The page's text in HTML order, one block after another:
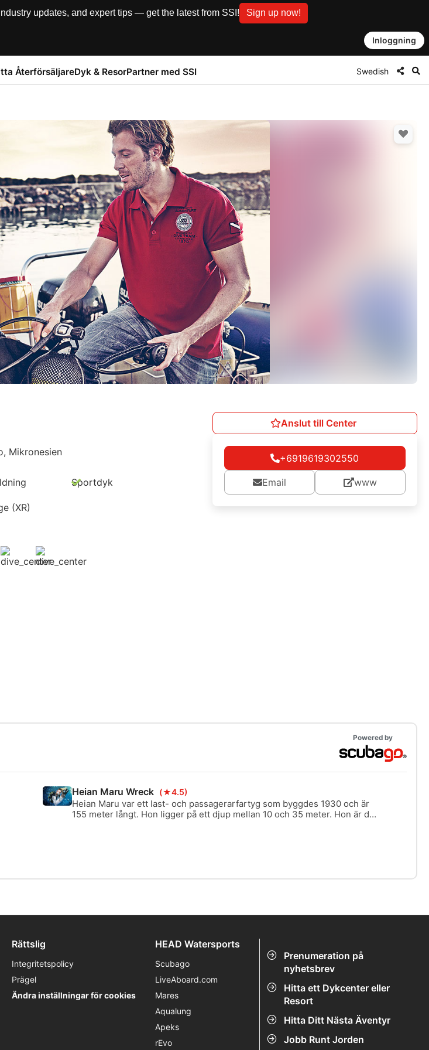
updates, and expert tips — get the latest from SSI! Sign up now!
Inloggning
ÅterförsäljareDyk & ResorPartner med SSI Swedish
Mikronesien
Sportdyk
(XR)
Anslut till Center
+6919619302550
Email www
Powered by
Heian Maru Wreck (★4.5)
Heian Maru var ett last- och passagerarfartyg som byggdes 1930 och är
155 meter långt. Hon ligger på ett djup mellan 10 och 35 meter. Hon är det
Prenumeration på
nyhetsbrev
Hitta ett Dykcenter eller
Resort
Hitta Ditt Nästa Äventyr
Jobb Runt Jorden
Rättslig
Integritetspolicy
Prägel
Ändra inställningar för cookies
HEAD Watersports
Scubago
LiveAboard.com
Mares
Aqualung
Apeks
rEvo